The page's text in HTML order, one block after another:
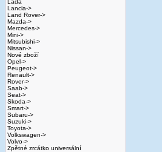
Lada
Lancia->
Land Rover->
Mazda->
Mercedes->
Mini->
Mitsubishi->
Nissan->
Nové zboží
Opel->
Peugeot->
Renault->
Rover->
Saab->
Seat->
Skoda->
Smart->
Subaru->
Suzuki->
Toyota->
Volkswagen->
Volvo->
Zpětné zrcátko universální